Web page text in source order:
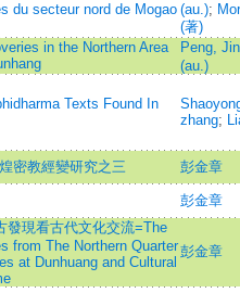
du secteur nord de Mogao (au.);
(著)
in the Northern Area
Peng,
(au.)
Texts Found In
zhang;
密教經變研究之三 彭金章
彭金章
發現看古代文化交流=The
from The Northern Quarter
at Dunhuang and Cultural
彭金章